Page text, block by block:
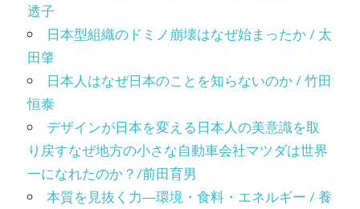
透子
日本型組織のドミノ崩壊はなぜ始まったか / 太
田肇
日本人はなぜ日本のことを知らないのか / 竹田
恒泰
デザインが日本を変える日本人の美意識を取
り戻すなぜ地方の小さな自動車会社マツダは世界
一になれたのか？/前田育男
本質を見抜く力―環境・食料・エネルギー / 養